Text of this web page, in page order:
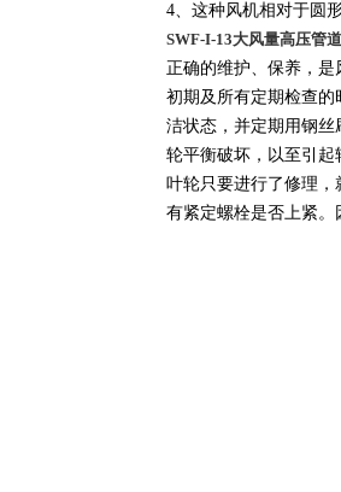
4、这种风机相对于圆
SWF-I-13大风量高压管
正确的维护、保养，
初期及所有定期检查
洁状态，并定期用钢
轮平衡破坏，以至引起
叶轮只要进行了修理
有紧定螺栓是否上紧